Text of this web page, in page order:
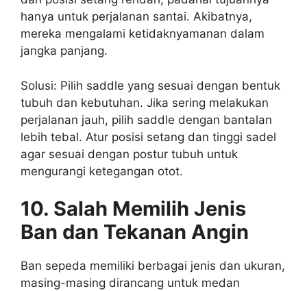
hanya untuk perjalanan santai. Akibatnya,
mereka mengalami ketidaknyamanan dalam
jangka panjang.
Solusi: Pilih saddle yang sesuai dengan bentuk
tubuh dan kebutuhan. Jika sering melakukan
perjalanan jauh, pilih saddle dengan bantalan
lebih tebal. Atur posisi setang dan tinggi sadel
agar sesuai dengan postur tubuh untuk
mengurangi ketegangan otot.
10. Salah Memilih Jenis
Ban dan Tekanan Angin
Ban sepeda memiliki berbagai jenis dan ukuran,
masing-masing dirancang untuk medan